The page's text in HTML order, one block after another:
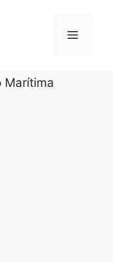
Menu
Marítima